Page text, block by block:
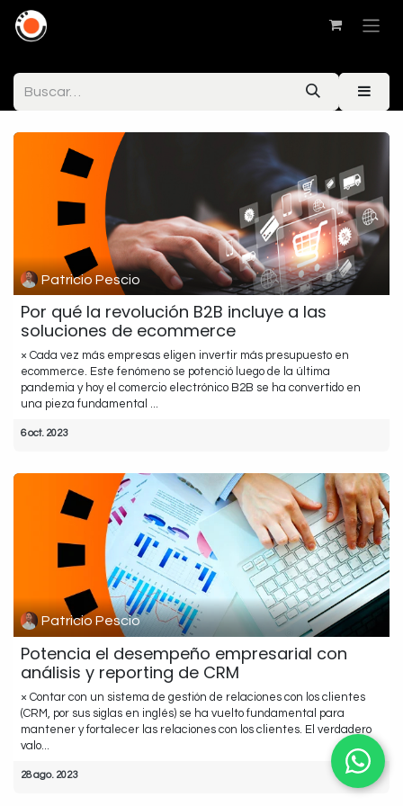
Patricio Pescio
Por qué la revolución B2B incluye a las
soluciones de ecommerce
× Cada vez más empresas eligen invertir más presupuesto en
ecommerce. Este fenómeno se potenció luego de la última
pandemia y hoy el comercio electrónico B2B se ha convertido en
una pieza fundamental ...
6 oct. 2023
Patricio Pescio
Potencia el desempeño empresarial con
análisis y reporting de CRM
× Contar con un sistema de gestión de relaciones con los clientes
(CRM, por sus siglas en inglés) se ha vuelto fundamental para
mantener y fortalecer las relaciones con los clientes. El verdadero
valo...
28 ago. 2023